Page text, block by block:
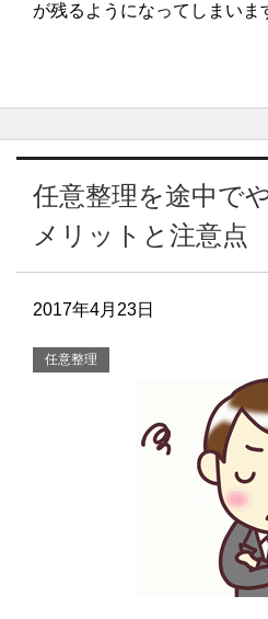
が残るようになってしまいま
任意整理を途中で
メリットと注意点
2017年4月23日
任意整理